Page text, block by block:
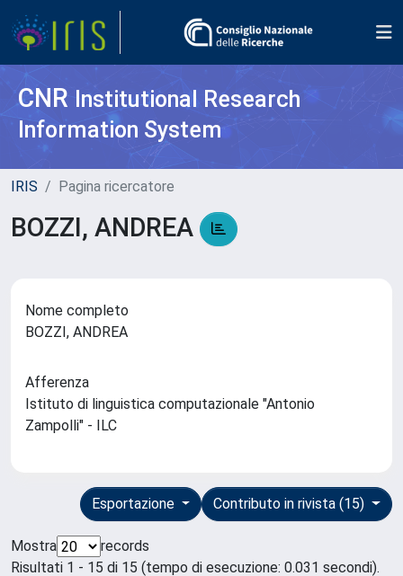
CNR Institutional Research
Information System
IRIS Pagina ricercatore
BOZZI, ANDREA
Nome completo
BOZZI, ANDREA
Afferenza
Istituto di linguistica computazionale "Antonio
Zampolli" - ILC
Contributo in rivista (15)
Esportazione
Mostra
records
Risultati 1 - 15 di 15 (tempo di esecuzione: 0.031 secondi).